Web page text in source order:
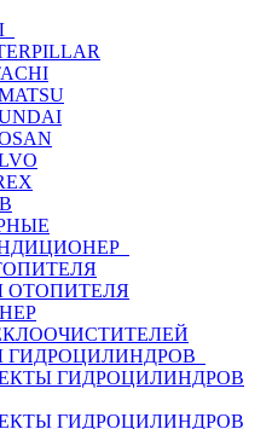
ОТОПИТЕЛЯ
ГИДРОЦИЛИНДРОВ
ГИДРОЦИЛИНДРОВ